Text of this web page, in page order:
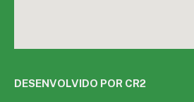
DESENVOLVIDO POR CR2